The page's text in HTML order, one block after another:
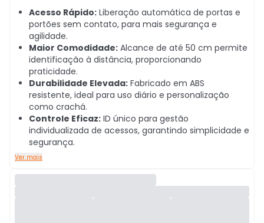
Acesso Rápido: Liberação automática de portas e
portões sem contato, para mais segurança e
agilidade.
Maior Comodidade: Alcance de até 50 cm permite
identificação à distância, proporcionando
praticidade.
Durabilidade Elevada: Fabricado em ABS
resistente, ideal para uso diário e personalização
como crachá.
Controle Eficaz: ID único para gestão
individualizada de acessos, garantindo simplicidade e
segurança.
Ver mais